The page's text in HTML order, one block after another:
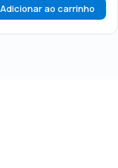
Adicionar ao carrinho